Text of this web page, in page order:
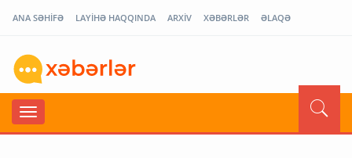
ANA SƏHİFƏ LAYİHƏ HAQQINDA ARXİV XƏBƏRLƏR ƏLAQƏ